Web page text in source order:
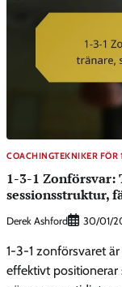
COACHINGTEKNIKER FÖR
1-3-1 Zonförsvar:
sessionsstruktur,
Derek Ashford 30/01/
1-3-1 zonförsvaret
effektivt positionerar